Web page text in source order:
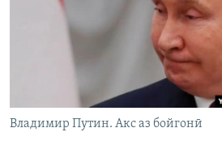
Владимир Путин. Акс аз бойгонӣ